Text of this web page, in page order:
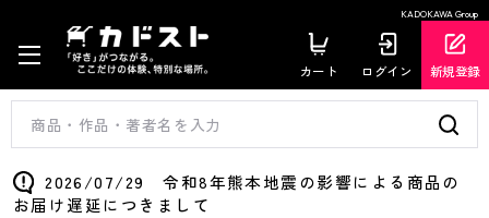
KADOKAWA Group
カート ログイン 新規登録
2026/07/29 令和8年熊本地震の影響による商品の
お届け遅延につきまして